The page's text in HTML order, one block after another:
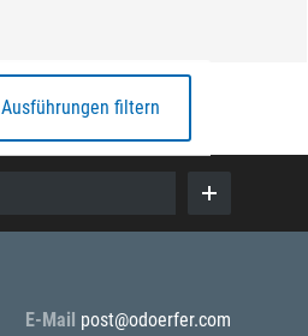
Ausführungen filtern
E-Mail post@odoerfer.com